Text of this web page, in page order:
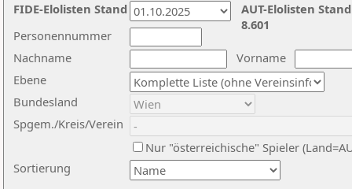
Nachname
Vorname
Ebene
Sortierung
Personennummer
Bundesland
Spgem./Kreis/Verein
Nur "österreichische" Spieler
AUT-Elolisten
8.601
FIDE-Elolisten Stand